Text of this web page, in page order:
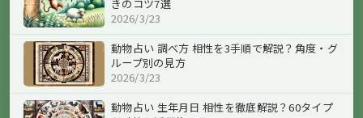
きのコツ7選
2026/3/23
動物占い 調べ方 相性を3手順で解説？角度・グ
ループ別の見方
2026/3/23
動物占い 生年月日 相性を徹底解説？60タイプ